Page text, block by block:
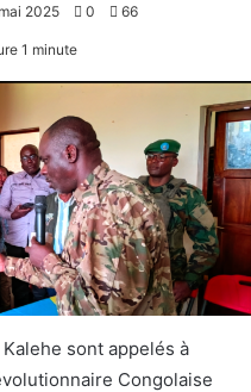
2025 0 66
1 minute
sont appelés à
Congolaise